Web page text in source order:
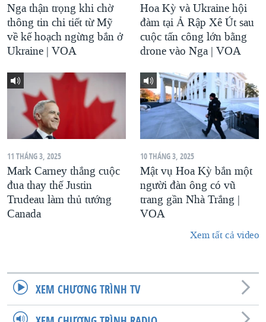
Nga thận trọng khi chờ
thông tin chi tiết từ Mỹ
về kế hoạch ngừng bắn ở
Ukraine | VOA
Hoa Kỳ và Ukraine hội
đàm tại Ả Rập Xê Út sau
cuộc tấn công lớn bằng
drone vào Nga | VOA
11 THÁNG 3, 2025
Mark Carney thắng cuộc
đua thay thế Justin
Trudeau làm thủ tướng
Canada
10 THÁNG 3, 2025
Mật vụ Hoa Kỳ bắn một
người đàn ông có vũ
trang gần Nhà Trắng |
VOA
Xem tất cả video
XEM CHƯƠNG TRÌNH TV